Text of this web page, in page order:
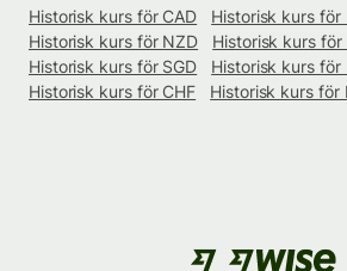
Historisk kurs för CAD
Historisk kurs för
Historisk kurs för NZD
Historisk kurs för
Historisk kurs för SGD
Historisk kurs för
Historisk kurs för CHF
Historisk kurs för